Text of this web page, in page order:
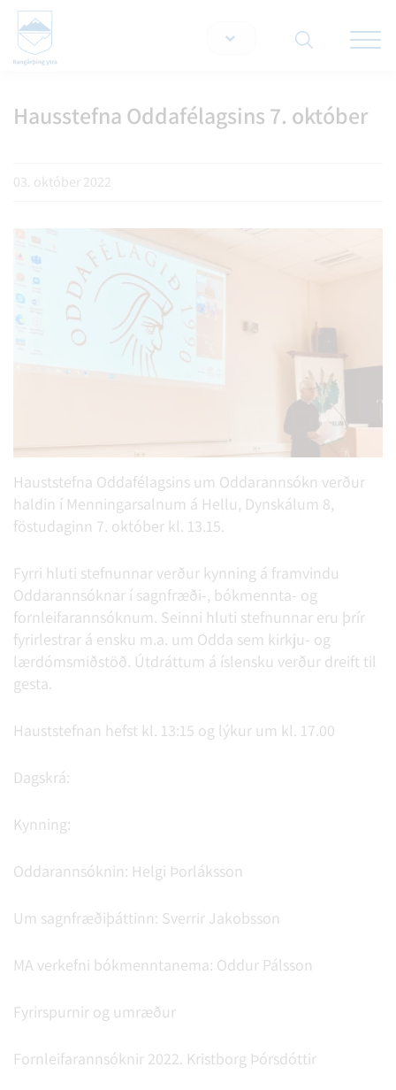
Hausstefna Oddafélagsins 7. október
03. október 2022
Hauststefna Oddafélagsins um Oddarannsókn verður
haldin í Menningarsalnum á Hellu, Dynskálum 8,
föstudaginn 7. október kl. 13.15.
Fyrri hluti stefnunnar verður kynning á framvindu
Oddarannsóknar í sagnfræði-, bókmennta- og
fornleifarannsóknum. Seinni hluti stefnunnar eru þrír
fyrirlestrar á ensku m.a. um Odda sem kirkju- og
lærdómsmiðstöð. Útdráttum á íslensku verður dreift til
gesta.
Hauststefnan hefst kl. 13:15 og lýkur um kl. 17.00
Dagskrá:
Kynning:
Oddarannsóknin: Helgi Þorláksson
Um sagnfræðiþáttinn: Sverrir Jakobsson
MA verkefni bókmenntanema: Oddur Pálsson
Fyrirspurnir og umræður
Fornleifarannsóknir 2022. Kristborg Þórsdóttir
Leita á vef